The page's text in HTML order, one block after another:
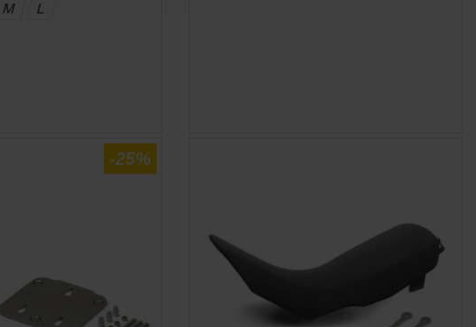
M L
-25%